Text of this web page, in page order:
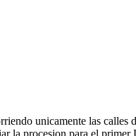
unicamente las
la procesion para el